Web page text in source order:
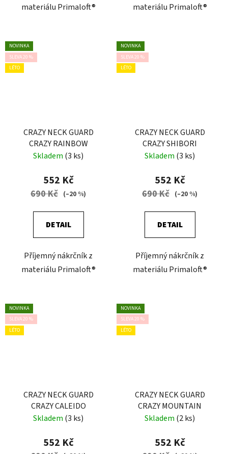
materiálu Primaloft®
materiálu Primaloft®
NOVINKA
SLEVA 20 %
LÉTO
CRAZY NECK GUARD
CRAZY RAINBOW
Skladem (3 ks)
552 Kč
690 Kč (–20 %)
DETAIL
Příjemný nákrčník z
materiálu Primaloft®
NOVINKA
SLEVA 20 %
LÉTO
CRAZY NECK GUARD
CRAZY SHIBORI
Skladem (3 ks)
552 Kč
690 Kč (–20 %)
DETAIL
Příjemný nákrčník z
materiálu Primaloft®
NOVINKA
SLEVA 20 %
LÉTO
CRAZY NECK GUARD
CRAZY CALEIDO
Skladem (3 ks)
552 Kč
NOVINKA
SLEVA 20 %
LÉTO
CRAZY NECK GUARD
CRAZY MOUNTAIN
Skladem (2 ks)
552 Kč